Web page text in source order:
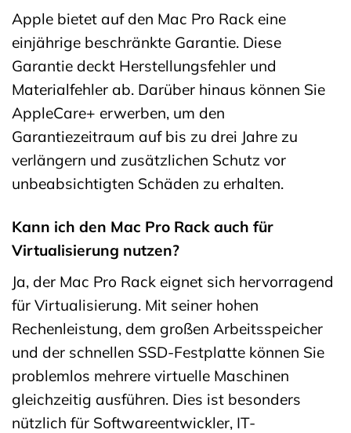
Apple bietet auf den Mac Pro Rack eine
einjährige beschränkte Garantie. Diese
Garantie deckt Herstellungsfehler und
Materialfehler ab. Darüber hinaus können Sie
AppleCare+ erwerben, um den
Garantiezeitraum auf bis zu drei Jahre zu
verlängern und zusätzlichen Schutz vor
unbeabsichtigten Schäden zu erhalten.
Kann ich den Mac Pro Rack auch für
Virtualisierung nutzen?
Ja, der Mac Pro Rack eignet sich hervorragend
für Virtualisierung. Mit seiner hohen
Rechenleistung, dem großen Arbeitsspeicher
und der schnellen SSD-Festplatte können Sie
problemlos mehrere virtuelle Maschinen
gleichzeitig ausführen. Dies ist besonders
nützlich für Softwareentwickler, IT-